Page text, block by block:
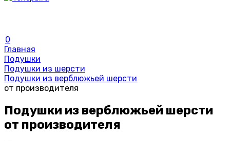
0
Главная
Подушки
Подушки из шерсти
Подушки из верблюжьей шерсти
от производителя
Подушки из верблюжьей шерсти
от производителя